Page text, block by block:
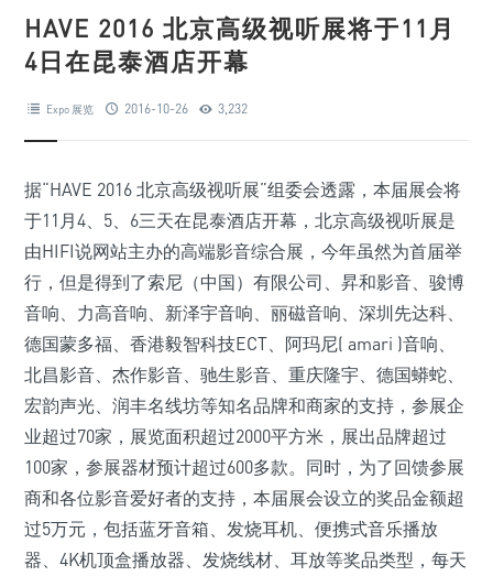
HAVE 2016 北京高级视听展将于11月
4日在昆泰酒店开幕
Expo 展览 2016-10-26 3,232
据“HAVE 2016 北京高级视听展”组委会透露，本届展会将
于11月4、5、6三天在昆泰酒店开幕，北京高级视听展是
由HIFI说网站主办的高端影音综合展，今年虽然为首届举
行，但是得到了索尼（中国）有限公司、昇和影音、骏博
音响、力高音响、新泽宇音响、丽磁音响、深圳先达科、
德国蒙多福、香港毅智科技ECT、阿玛尼( amari )音响、
北昌影音、杰作影音、驰生影音、重庆隆宇、德国蟒蛇、
宏韵声光、润丰名线坊等知名品牌和商家的支持，参展企
业超过70家，展览面积超过2000平方米，展出品牌超过
100家，参展器材预计超过600多款。同时，为了回馈参展
商和各位影音爱好者的支持，本届展会设立的奖品金额超
过5万元，包括蓝牙音箱、发烧耳机、便携式音乐播放
器、4K机顶盒播放器、发烧线材、耳放等奖品类型，每天